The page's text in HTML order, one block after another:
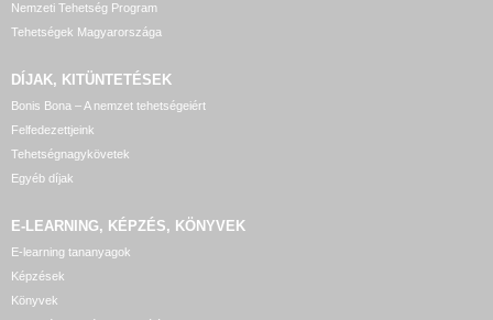
Nemzeti Tehetség Program
Tehetségek Magyarországa
DÍJAK, KITÜNTETÉSEK
Bonis Bona – A nemzet tehetségeiért
Felfedezettjeink
Tehetségnagykövetek
Egyéb díjak
E-LEARNING, KÉPZÉS, KÖNYVEK
E-learning tananyagok
Képzések
Könyvek